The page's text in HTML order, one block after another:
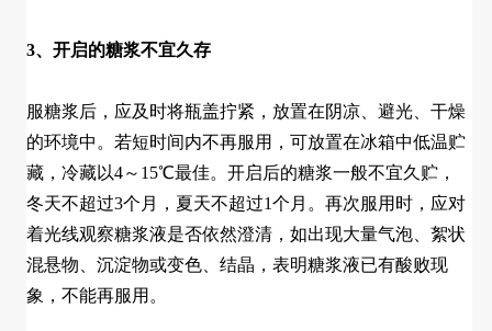
3、开启的糖浆不宜久存
服糖浆后，应及时将瓶盖拧紧，放置在阴凉、避光、干燥
的环境中。若短时间内不再服用，可放置在冰箱中低温贮
藏，冷藏以4～15℃最佳。开启后的糖浆一般不宜久贮，
冬天不超过3个月，夏天不超过1个月。再次服用时，应对
着光线观察糖浆液是否依然澄清，如出现大量气泡、絮状
混悬物、沉淀物或变色、结晶，表明糖浆液已有酸败现
象，不能再服用。